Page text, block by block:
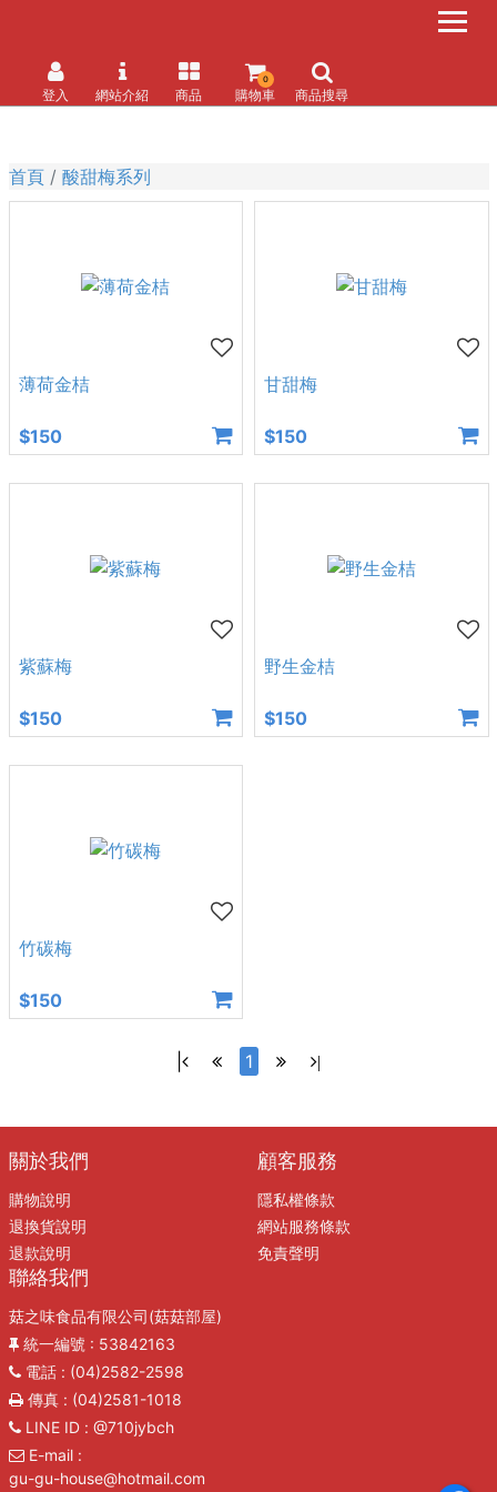
登入 網站介紹 商品 購物車
0
商品搜尋
首頁 酸甜梅系列
薄荷金桔
$150
甘甜梅
$150
紫蘇梅
$150
野生金桔
$150
竹碳梅
$150
1 |
關於我們
購物說明
退換貨說明
退款說明
顧客服務
隱私權條款
網站服務條款
免責聲明
聯絡我們
菇之味食品有限公司(菇菇部屋)
統一編號 : 53842163
電話: (04)2582-2598
傳真: (04)2581-1018
LINE ID: @710jybch
E-mail:
gu-gu-house@hotmail.com